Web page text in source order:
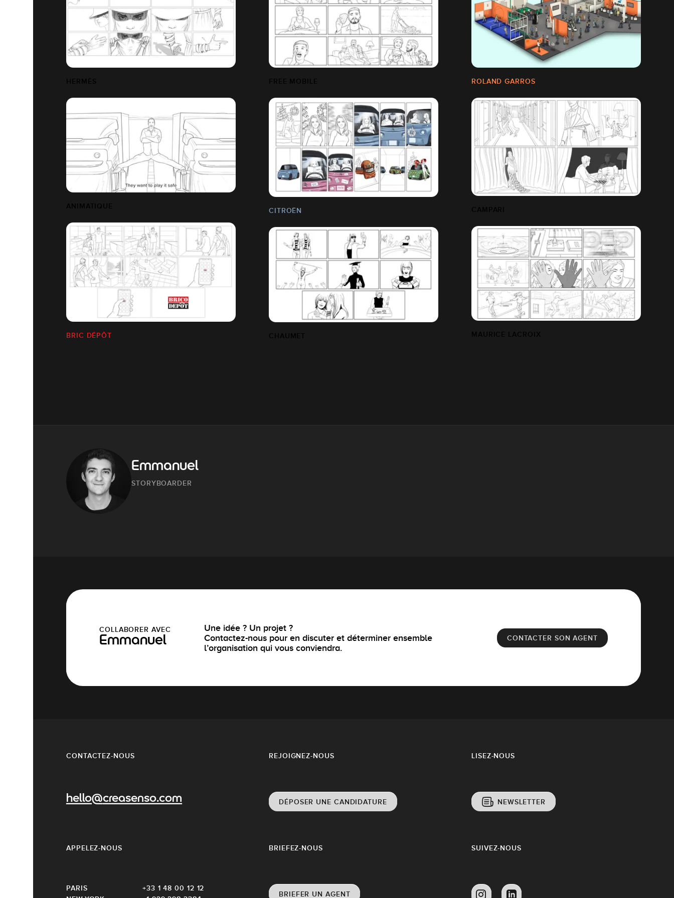
HERMÈS FREE MOBILE ROLAND GARROS
ANIMATIQUE
CITROËN CAMPARI
BRIC DÉPÔT MAURICE LACROIX
CHAUMET
Emmanuel
STORYBOARDER
COLLABORER AVEC
Emmanuel
Une idée ? Un projet ?
Contactez-nous pour en discuter et déterminer ensemble
l’organisation qui vous conviendra.
CONTACTER SON AGENT
CONTACTEZ-NOUS
hello@creasenso.com
REJOIGNEZ-NOUS
DÉPOSER UNE CANDIDATURE
LISEZ-NOUS
NEWSLETTER
APPELEZ-NOUS
PARIS
+33 1 48 00 12 12
BRIEFEZ-NOUS
BRIEFER UN AGENT
SUIVEZ-NOUS